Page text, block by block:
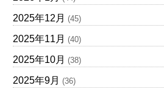
2025年12月 (45)
2025年11月 (40)
2025年10月 (38)
2025年9月 (36)